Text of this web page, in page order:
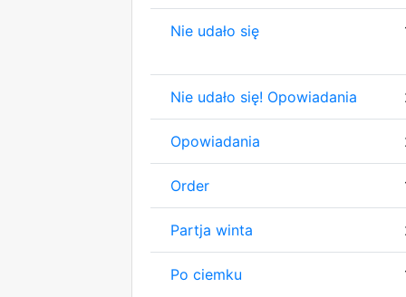
Nie udało się
Nie udało się! Opowiadania
Opowiadania
Order
Partja winta
Po ciemku